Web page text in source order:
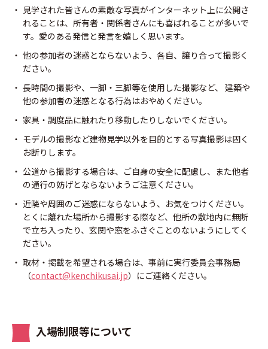
見学された皆さんの素敵な写真がインターネット上に公開さ
れることは、所有者・関係者さんにも喜ばれることが多いで
す。愛のある発信と発言を嬉しく思います。
他の参加者の迷惑とならないよう、各自、譲り合って撮影く
ださい。
長時間の撮影や、一脚・三脚等を使用した撮影など、 建築や
他の参加者の迷惑となる行為はおやめください。
家具・調度品に触れたり移動したりしないでください。
モデルの撮影など建物見学以外を目的とする写真撮影は固く
お断りします。
公道から撮影する場合は、ご自身の安全に配慮し、また他者
の通行の妨げとならないようご注意ください。
近隣や周囲のご迷惑にならないよう、お気をつけください。
とくに離れた場所から撮影する際など、他所の敷地内に無断
で立ち入ったり、玄関や窓をふさぐことのないようにしてく
ださい。
取材・掲載を希望される場合は、事前に実行委員会事務局
（contact@kenchikusai.jp）にご連絡ください。
入場制限等について